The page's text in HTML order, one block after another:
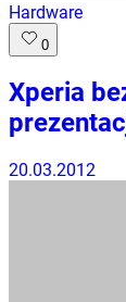
Hardware
0
Xperia
20.03.2012